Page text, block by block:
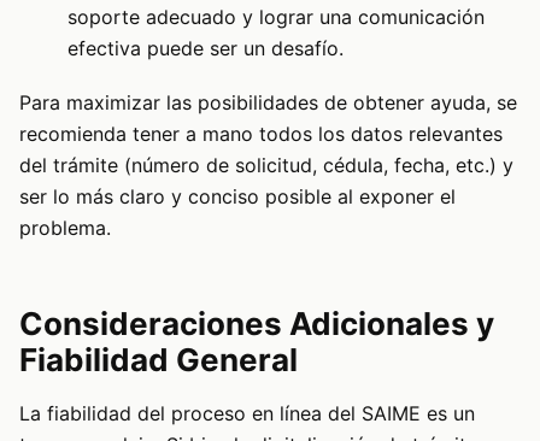
soporte adecuado y lograr una comunicación
efectiva puede ser un desafío.
Para maximizar las posibilidades de obtener ayuda, se
recomienda tener a mano todos los datos relevantes
del trámite (número de solicitud, cédula, fecha, etc.) y
ser lo más claro y conciso posible al exponer el
problema.
Consideraciones Adicionales y
Fiabilidad General
La fiabilidad del proceso en línea del SAIME es un